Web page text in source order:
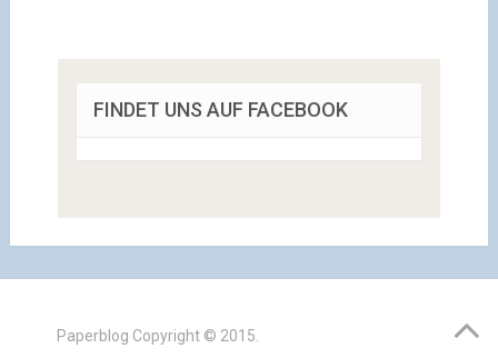
FINDET UNS AUF FACEBOOK
Paperblog Copyright © 2015.